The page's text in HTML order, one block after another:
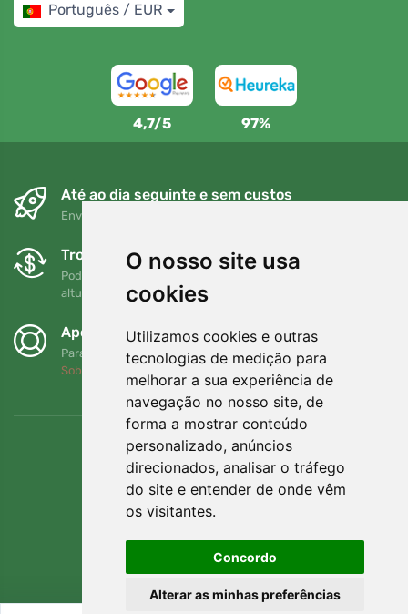
O nosso site usa
cookies
Utilizamos cookies e outras
tecnologias de medição para
melhorar a sua experiência de
navegação no nosso site, de
forma a mostrar conteúdo
personalizado, anúncios
direcionados, analisar o tráfego
do site e entender de onde vêm
os visitantes.
Concordo
Alterar as minhas preferências
Português / EUR
4,7/5 97%
Até ao dia seguinte e sem custos
Envio gratuito para encomendas superiores a 80 EUR
Trocas e devoluções gratuitas
Pode devolver ou trocar a sua encomenda em qualquer
altura no prazo de 90 dias
Apoiamos a Trees.org
Para cada encomenda plantamos uma árvore! Leia mais
Sobre nós